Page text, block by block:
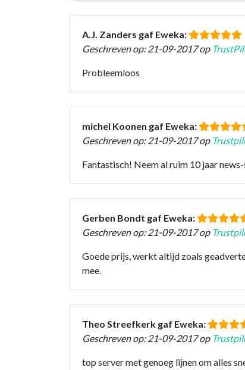
A.J. Zanders gaf Eweka:
Geschreven op: 21-09-2017 op
Probleemloos
michel Koonen gaf Eweka:
Geschreven op: 21-09-2017 op
Fantastisch! Neem al ruim 10 jaar
Gerben Bondt gaf Eweka:
Geschreven op: 21-09-2017 op
Goede prijs, werkt altijd zoals
mee.
Theo Streefkerk gaf Eweka:
Geschreven op: 21-09-2017 op
top server met genoeg lijnen om alles